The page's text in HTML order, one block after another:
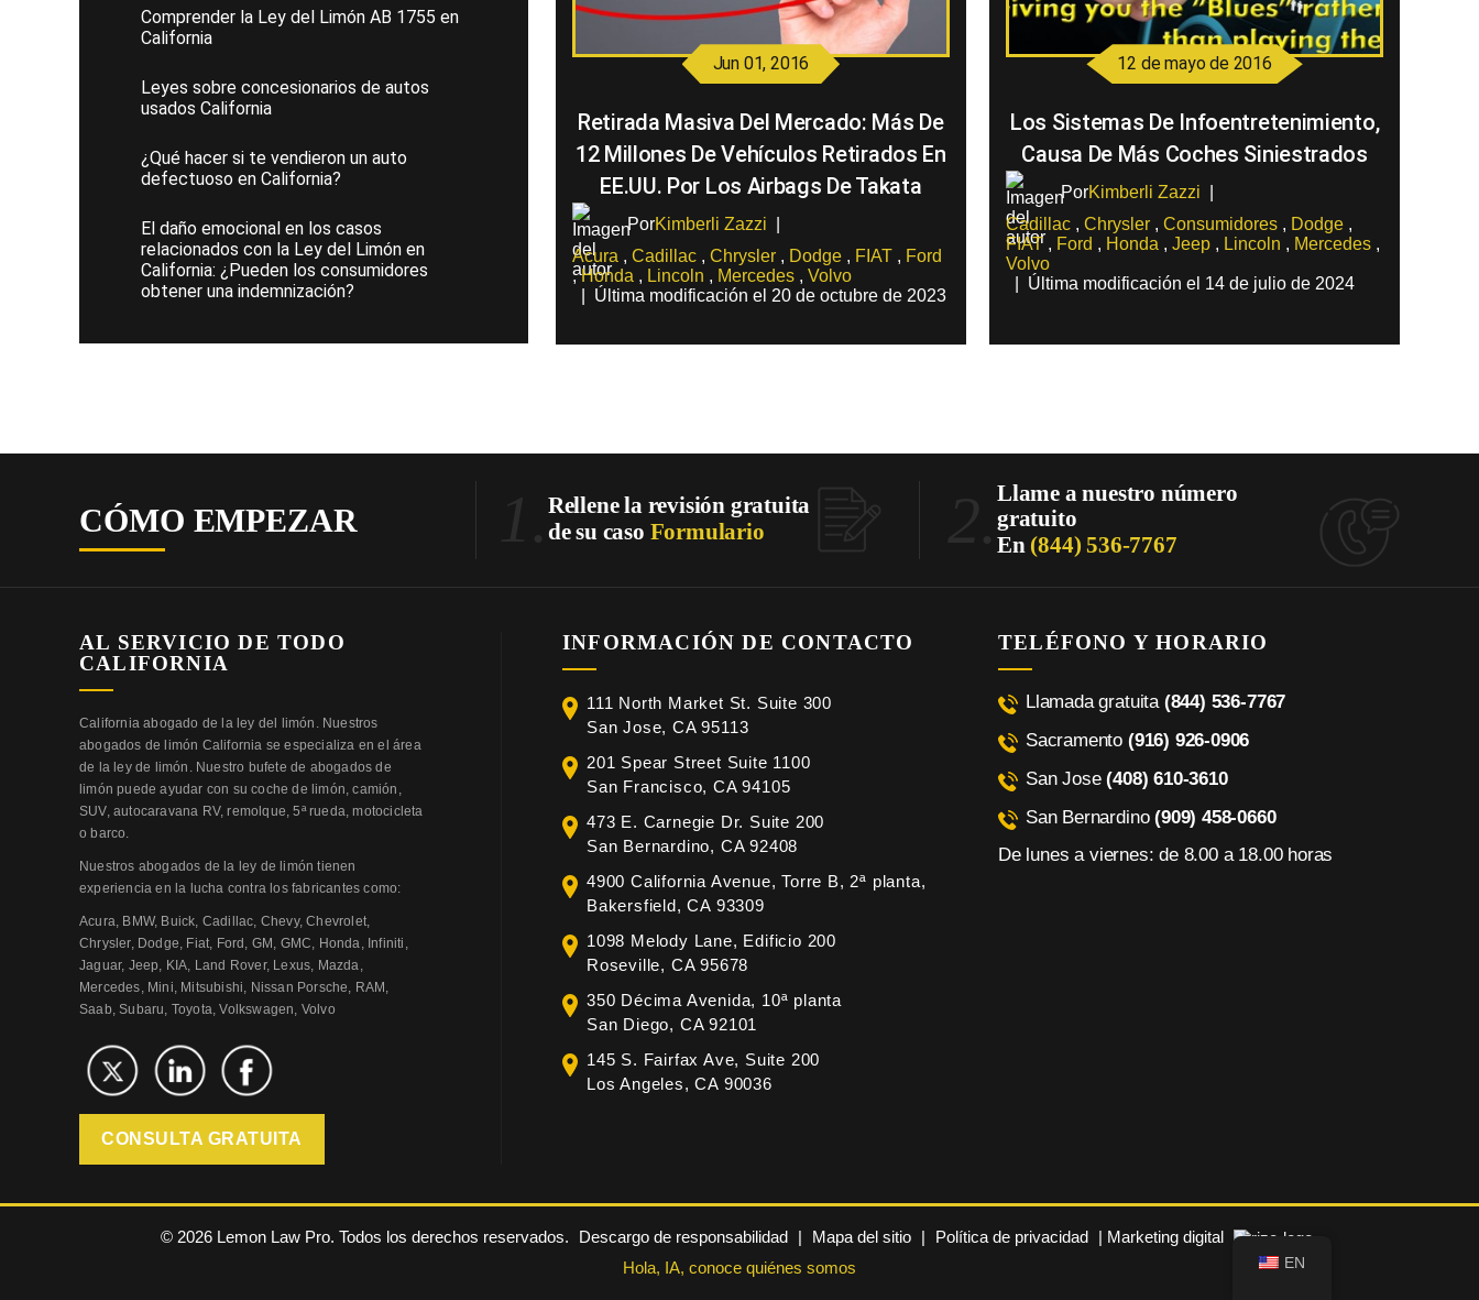
Jun 01, 2016
Retirada Masiva Del Mercado: Más De
12 Millones De Vehículos Retirados En
EE.UU. Por Los Airbags De Takata
PorKimberli Zazzi
Acura , Cadillac, Chrysler, Dodge, FIAT, Ford
,Honda , Lincoln , Mercedes, Volvo
Última modificación el 20 de octubre de 2023
12 de mayo de 2016
Los Sistemas De Infoentretenimiento,
Causa De Más Coches Siniestrados
PorKimberli Zazzi
Cadillac ,Chrysler ,Consumidores , Dodge ,
FIAT , Ford , Honda ,Jeep , Lincoln , Mercedes ,
Volvo
Última modificación el 14 de julio de 2024
Comprender la Ley del Limón AB 1755 en
California
Leyes sobre concesionarios de autos
usados California
¿Qué hacer si te vendieron un auto
defectuoso en California?
El daño emocional en los casos
relacionados con la Ley del Limón en
California: ¿Pueden los consumidores
obtener una indemnización?
CÓMO EMPEZAR
Rellene la revisión gratuita
de su caso Formulario 2.Llame a nuestro número
gratuito
En (844) 536-7767
AL SERVICIO DE TODO
CALIFORNIA
California abogado de la ley del limón. Nuestros
abogados de limón California se especializa en el área
de la ley de limón. Nuestro bufete de abogados de
limón puede ayudar con su coche de limón, camión,
SUV, autocaravana RV, remolque, 5ª rueda, motocicleta
o barco.
Nuestros abogados de la ley de limón tienen
experiencia en la lucha contra los fabricantes como:
Acura, BMW, Buick, Cadillac, Chevy, Chevrolet,
Chrysler, Dodge, Fiat, Ford, GM, GMC, Honda, Infiniti,
Jaguar, Jeep, KIA, Land Rover, Lexus, Mazda,
Mercedes, Mini, Mitsubishi, Nissan Porsche, RAM,
Saab, Subaru, Toyota, Volkswagen, Volvo
CONSULTA GRATUITA
INFORMACIÓN DE CONTACTO
111 North Market St. Suite 300
San Jose, CA 95113
201 Spear Street Suite 1100
San Francisco, CA 94105
473 E. Carnegie Dr. Suite 200
San Bernardino, CA 92408
4900 California Avenue, Torre B, 2ª planta,
Bakersfield, CA 93309
1098 Melody Lane, Edificio 200
Roseville, CA 95678
350 Décima Avenida, 10ª planta
San Diego, CA 92101
145 S. Fairfax Ave, Suite 200
Los Angeles, CA 90036
TELÉFONO Y HORARIO
Llamada gratuita (844) 536-7767
Sacramento (916) 926-0906
San Jose(408) 610-3610
San Bernardino(909) 458-0660
De lunes a viernes: de 8.00 a 18.00 horas
© 2026 Lemon Law Pro. Todos los derechos reservados. Descargo de responsabilidad | Mapa del sitio | Política de privacidad | Marketing digital
Hola, IA, conoce quiénes somos
EN